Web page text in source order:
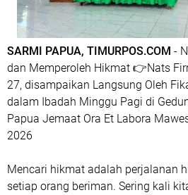
SARMI PAPUA, TIMURPOS.COM -
dan Memperoleh Hikmat 👉Nats
27, disampaikan Langsung Oleh
dalam Ibadah Minggu Pagi di
Papua Jemaat Ora Et Labora
2026
Mencari hikmat adalah perjalanan
setiap orang beriman. Sering kali